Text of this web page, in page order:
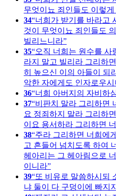
무엇이뇨 죄인들도 이렇
34 너희가 받기를 바라고
것이 무엇이뇨 죄인들도
빌리느니라
35 오직 너희는 원수를 사
라지 말고 빌리라 그리하
히 높으신 이의 아들이 되
악한 자에게도 인자로우
36 너희 아버지의 자비하
37 비판치 말라 그리하면
요 정죄하지 말라 그리하
이요 용서하라 그리하면
38 주라 그리하면 너희에
고 흔들어 넘치도록 하여
헤아리는 그 헤아림으로
이니라
39 또 비유로 말씀하시되
냐 둘이 다 구덩이에 빠지